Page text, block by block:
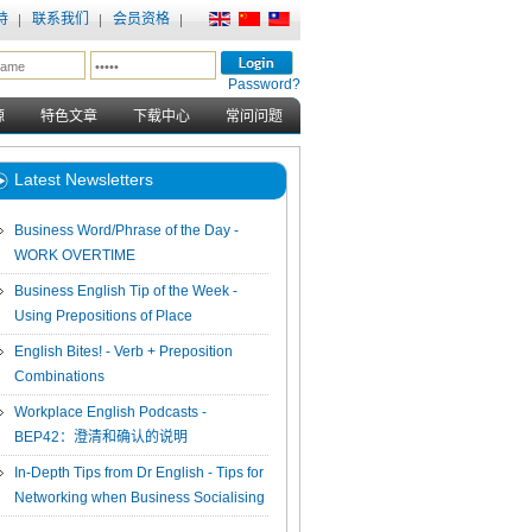
联系我们 会员资格
Password?
特色文章 下载中心 常问问题
Latest Newsletters
Business Word/Phrase of the Day -
WORK OVERTIME
Business English Tip of the Week -
Using Prepositions of Place
English Bites! - Verb + Preposition
Combinations
Workplace English Podcasts -
BEP42：澄清和确认的说明
In-Depth Tips from Dr English - Tips for
Networking when Business Socialising